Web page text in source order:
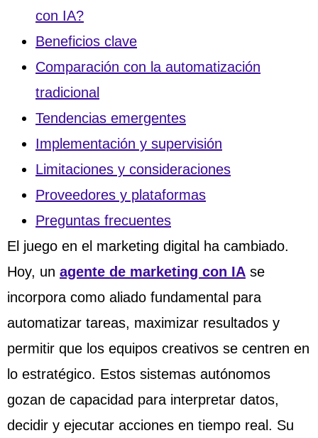
con IA?
Beneficios clave
Comparación con la automatización
tradicional
Tendencias emergentes
Implementación y supervisión
Limitaciones y consideraciones
Proveedores y plataformas
Preguntas frecuentes
El juego en el marketing digital ha cambiado.
Hoy, un agente de marketing con IA se
incorpora como aliado fundamental para
automatizar tareas, maximizar resultados y
permitir que los equipos creativos se centren en
lo estratégico. Estos sistemas autónomos
gozan de capacidad para interpretar datos,
decidir y ejecutar acciones en tiempo real. Su